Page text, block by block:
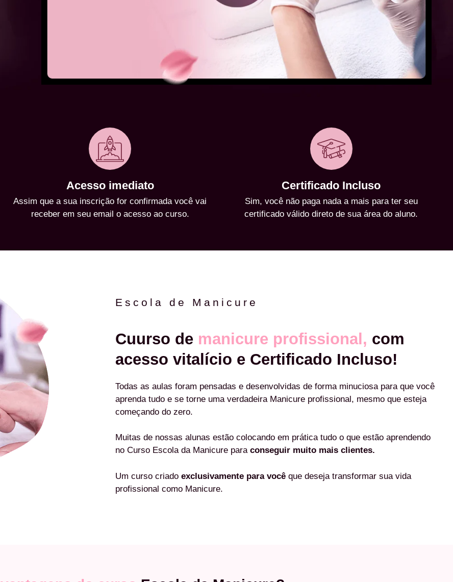
Acesso imediato
Assim que a sua inscrição for confirmada você vai
receber em seu email o acesso ao curso.
Certificado Incluso
Sim, você não paga nada a mais para ter seu
certificado válido direto de sua área do aluno.
Escola de Manicure
Cuurso de manicure profissional, com
acesso vitalício e Certificado Incluso!
Todas as aulas foram pensadas e desenvolvidas de forma minuciosa para que você
aprenda tudo e se torne uma verdadeira Manicure profissional, mesmo que esteja
começando do zero.
Muitas de nossas alunas estão colocando em prática tudo o que estão aprendendo
no Curso Escola da Manicure para conseguir muito mais clientes.
Um curso criado exclusivamente para você que deseja transformar sua vida
profissional como Manicure.